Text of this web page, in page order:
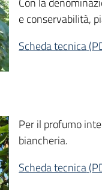
e conservabilità,
Scheda tecnica(
Per il profumo
biancheria.
Scheda tecnica(